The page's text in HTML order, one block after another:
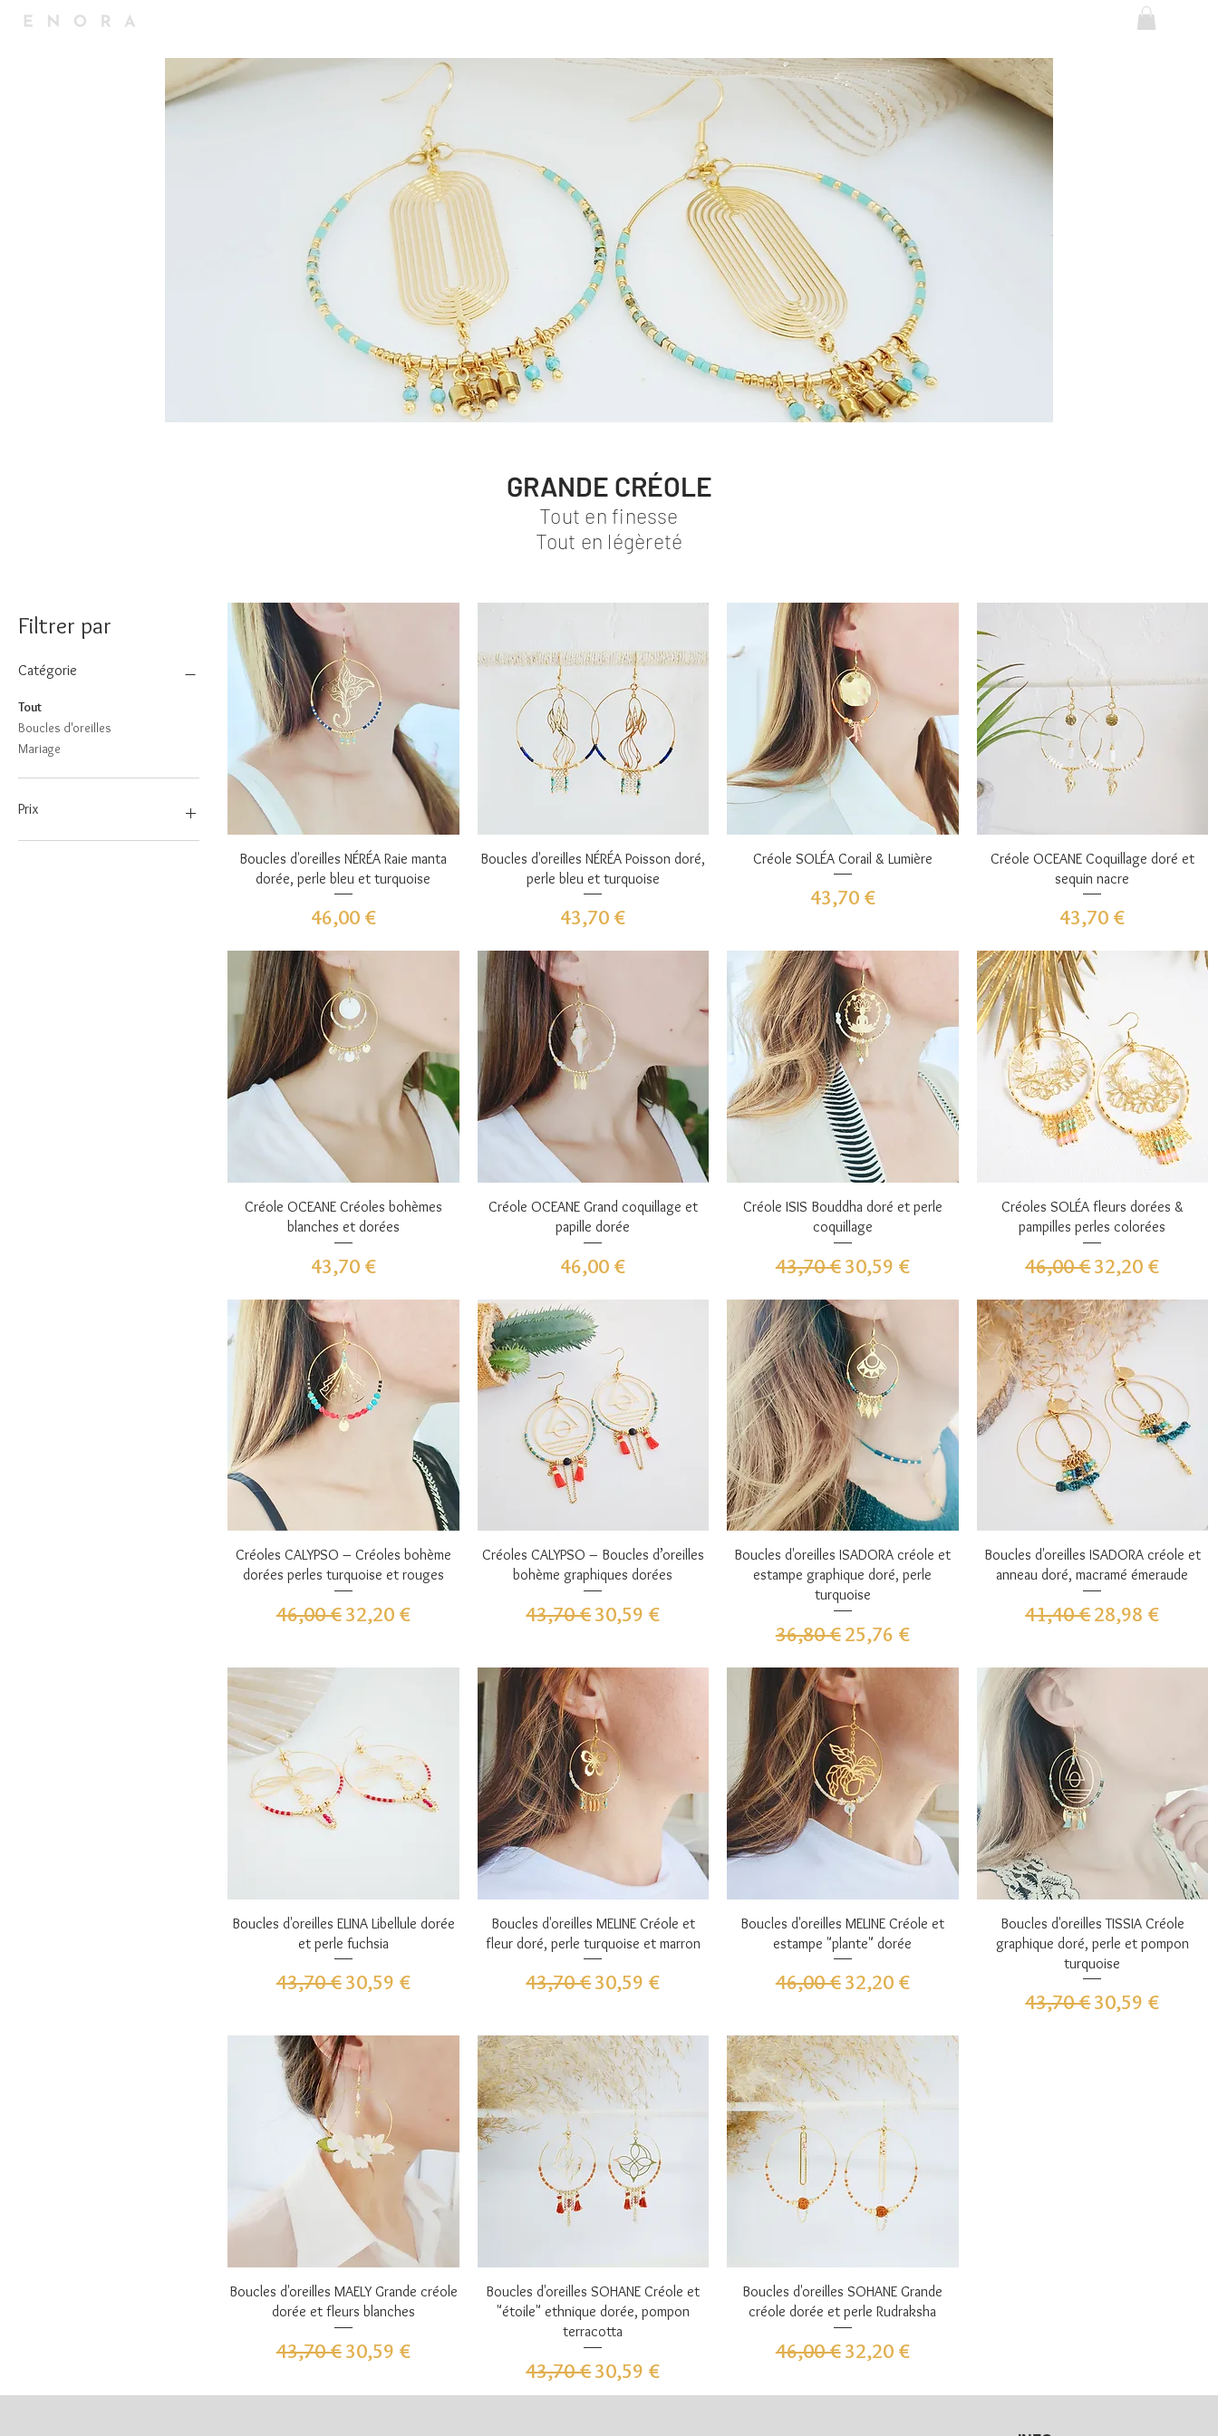
GRANDE CRÉOLE
Tout en finesse
Tout en légèreté
Filtrer par
Catégorie
Tout
Boucles d'oreilles
Mariage
Prix
Aperçu rapide
Boucles d'oreilles NÉRÉA Raie manta
dorée, perle bleu et turquoise
Prix
46,00 €
Aperçu rapide
Boucles d'oreilles NÉRÉA Poisson doré,
perle bleu et turquoise
Prix
43,70 €
Aperçu rapide
Créole SOLÉA Corail & Lumière
Prix
43,70 €
Aperçu rapide
Créole OCEANE Coquillage doré et
sequin nacre
Prix
43,70 €
Aperçu rapide
Créole OCEANE Créoles bohèmes
blanches et dorées
Prix
43,70 €
Aperçu rapide
Créole OCEANE Grand coquillage et
papille dorée
Prix
46,00 €
Aperçu rapide
Créole ISIS Bouddha doré et perle
coquillage
Prix original
43,70 €Prix promotionnel
30,59 €
Aperçu rapide
Créoles SOLÉA fleurs dorées &
pampilles perles colorées
Prix original
46,00 €Prix
32,20 €
Aperçu rapide
Créoles CALYPSO – Créoles bohème
dorées perles turquoise et rouges
Prix original
46,00 €Prix promotionnel
32,20 €
Aperçu rapide
Créoles CALYPSO – Boucles d’oreilles
bohème graphiques dorées
Prix original
43,70 €Prix promotionnel
30,59 €
Aperçu rapide
Boucles d'oreilles ISADORA créole et
estampe graphique doré, perle
turquoise
Prix original
36,80 €Prix promotionnel
25,76 €
Aperçu rapide
Boucles d'oreilles ISADORA créole et
anneau doré, macramé émeraude
Prix original
41,40 €Prix
28,98 €
Aperçu rapide
Boucles d'oreilles ELINA Libellule dorée
et perle fuchsia
Prix original
43,70 €Prix promotionnel
30,59 €
Aperçu rapide
Boucles d'oreilles MELINE Créole et
fleur doré, perle turquoise et marron
Prix original
43,70 €Prix promotionnel
30,59 €
Aperçu rapide
Boucles d'oreilles MELINE Créole et
estampe "plante" dorée
Prix original
46,00 €Prix promotionnel
32,20 €
Aperçu rapide
Boucles d'oreilles TISSIA Créole
graphique doré, perle et pompon
turquoise
Prix original
43,70 €Prix
30,59 €
Aperçu rapide
Boucles d'oreilles MAELY Grande créole
dorée et fleurs blanches
Prix original
43,70 €Prix promotionnel
30,59 €
Aperçu rapide
Boucles d'oreilles SOHANE Créole et
"étoile" ethnique dorée, pompon
terracotta
Prix original
43,70 €Prix promotionnel
30,59 €
Aperçu rapide
Boucles d'oreilles SOHANE Grande
créole dorée et perle Rudraksha
Prix original
46,00 €Prix promotionnel
32,20 €